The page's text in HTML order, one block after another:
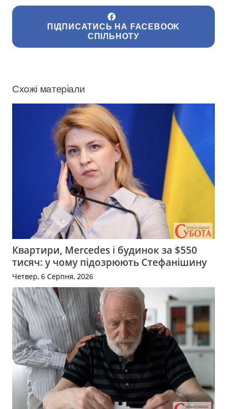
ПІДПИСАТИСЬ НА FACEBOOK
СПІЛЬНОТУ
Схожі матеріали
Квартири, Mercedes і будинок за $550
тисяч: у чому підозрюють Стефанішину
Четвер, 6 Серпня, 2026